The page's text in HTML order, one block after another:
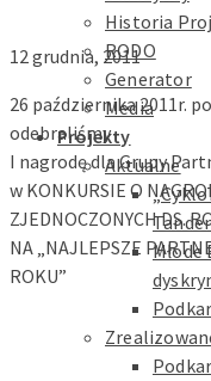
Historia
RODO
Generator
Media
Projekty
Aktualne
12 grudnia, 2011
26 października 2011r.
odebraliśmy
I nagrodę dla Grupy
w KONKURSIE O
ZJEDNOCZONYCH DS.
NA „NAJLEPSZE
ROKU”